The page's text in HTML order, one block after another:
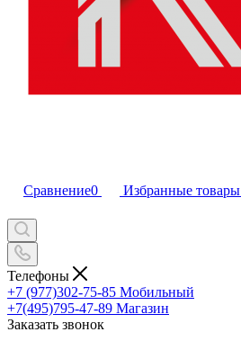
Сравнение0 Избранные товары
Телефоны
+7 (977)302-75-85 Мобильный
+7(495)795-47-89 Магазин
Заказать звонок